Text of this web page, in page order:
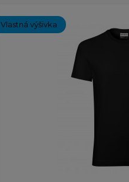
Vlastná výšivka